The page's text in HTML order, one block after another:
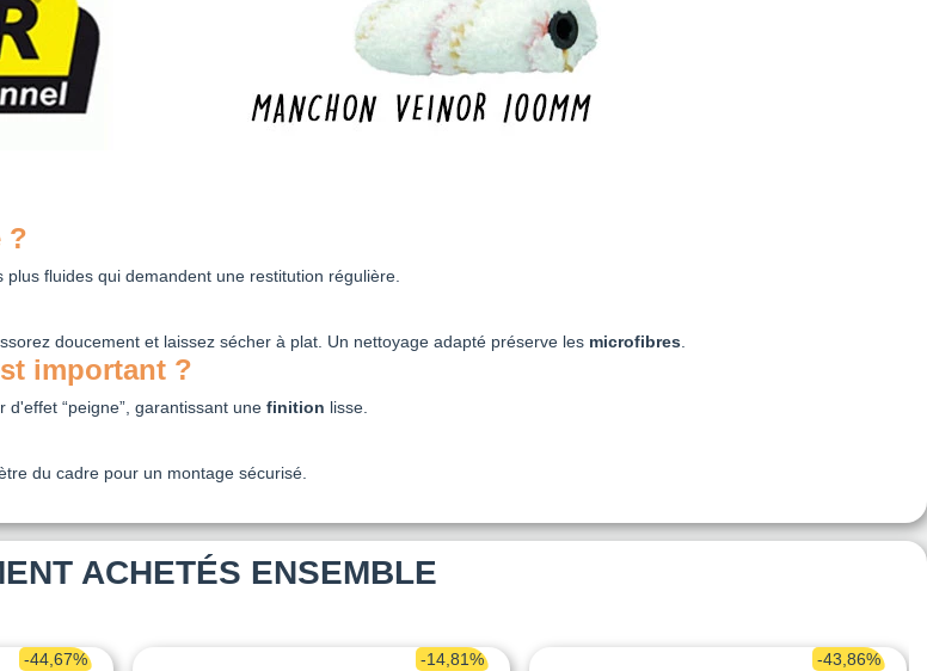
?
fluides qui demandent une restitution régulière.
doucement et laissez sécher à plat. Un nettoyage adapté préserve les microfibres.
important ?
“peigne”, garantissant une finition lisse.
du cadre pour un montage sécurisé.
ACHETÉS ENSEMBLE
-44,67% -14,81% -43,86%